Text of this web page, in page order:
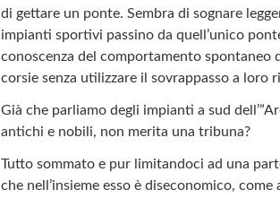
di gettare un ponte. Sembra di sognare
impianti sportivi passino da quell’unico
conoscenza del comportamento spontaneo
corsie senza utilizzare il sovrappasso a loro
Già che parliamo degli impianti a sud
antichi e nobili, non merita una tribuna?
Tutto sommato e pur limitandoci ad una
che nell’insieme esso è diseconomico,